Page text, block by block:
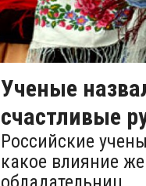
Ученые
счастливые
Российские
какое влияние